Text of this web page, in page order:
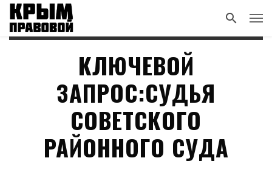
КЛЮЧЕВОЙ
ЗАПРОС:СУДЬЯ
СОВЕТСКОГО
РАЙОННОГО СУДА